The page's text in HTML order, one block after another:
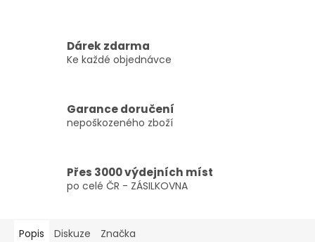
Dárek zdarma
Ke každé objednávce
Garance doručení
nepoškozeného zboží
Přes 3000 výdejních míst
po celé ČR - ZÁSILKOVNA
Popis Diskuze Značka